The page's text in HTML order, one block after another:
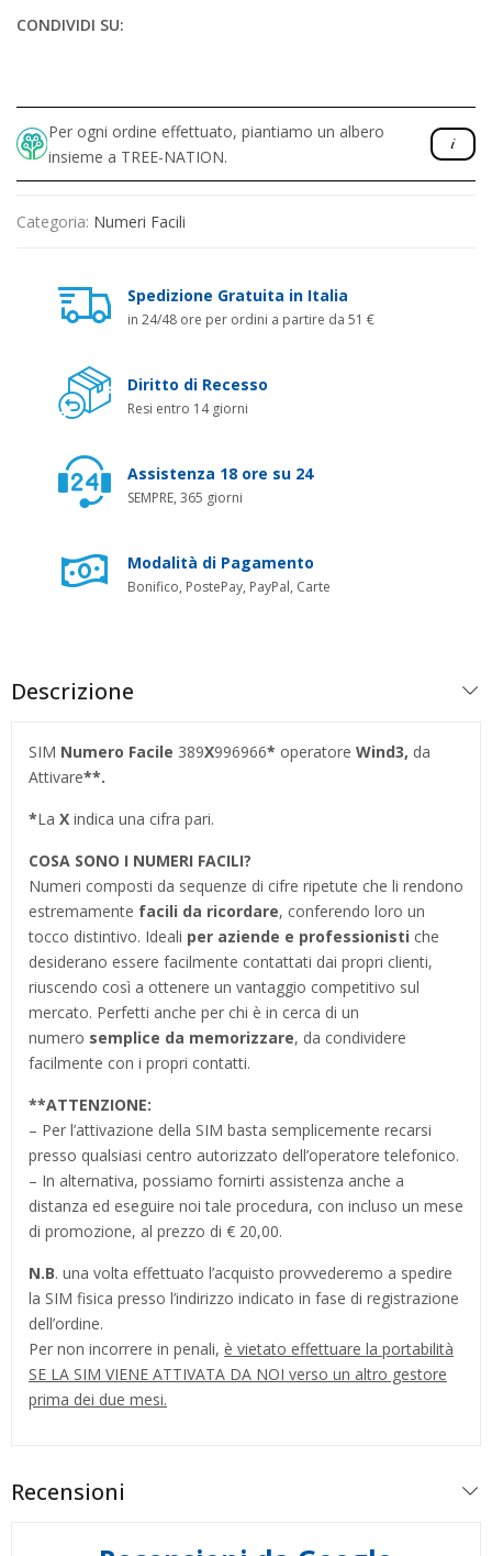
CONDIVIDI SU:
Per ogni ordine effettuato, piantiamo un albero
insieme a TREE-NATION.
Categoria: Numeri Facili
Spedizione Gratuita in Italia
in 24/48 ore per ordini a partire da 51 €
Diritto di Recesso
Resi entro 14 giorni
Assistenza 18 ore su 24
SEMPRE, 365 giorni
Modalità di Pagamento
Bonifico, PostePay, PayPal, Carte
Descrizione
SIM Numero Facile 389X996966* operatore Wind3, da
Attivare**.
*La X indica una cifra pari.
COSA SONO I NUMERI FACILI?
Numeri composti da sequenze di cifre ripetute che li rendono
estremamente facili da ricordare, conferendo loro un
tocco distintivo. Ideali per aziende e professionisti che
desiderano essere facilmente contattati dai propri clienti,
riuscendo così a ottenere un vantaggio competitivo sul
mercato. Perfetti anche per chi è in cerca di un
numero semplice da memorizzare, da condividere
facilmente con i propri contatti.
**ATTENZIONE:
– Per l’attivazione della SIM basta semplicemente recarsi
presso qualsiasi centro autorizzato dell’operatore telefonico.
– In alternativa, possiamo fornirti assistenza anche a
distanza ed eseguire noi tale procedura, con incluso un mese
di promozione, al prezzo di € 20,00.
N.B. una volta effettuato l’acquisto provvederemo a spedire
la SIM fisica presso l’indirizzo indicato in fase di registrazione
dell’ordine.
Per non incorrere in penali, è vietato effettuare la portabilità
SE LA SIM VIENE ATTIVATA DA NOI verso un altro gestore
prima dei due mesi.
Recensioni